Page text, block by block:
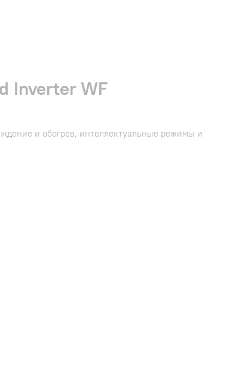
Inverter WF
и обогрев, интеллектуальные режимы и